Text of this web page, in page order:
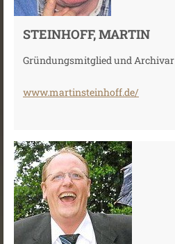
STEINHOFF, MARTIN
Gründungsmitglied und Archivar
www.martinsteinhoff.de/